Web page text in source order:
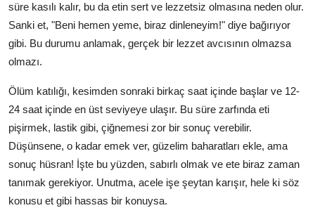
Gıda Sözlüğü & Nedir?
Yemek Tarifleri & Menüler
süre kasılı kalır, bu da etin sert ve lezzetsiz olmasına neden olur.
Sanki et, "Beni hemen yeme, biraz dinleneyim!" diye bağırıyor
gibi. Bu durumu anlamak, gerçek bir lezzet avcısının olmazsa
olmazı.
Ölüm katılığı, kesimden sonraki birkaç saat içinde başlar ve 12-
24 saat içinde en üst seviyeye ulaşır. Bu süre zarfında eti
pişirmek, lastik gibi, çiğnemesi zor bir sonuç verebilir.
Düşünsene, o kadar emek ver, güzelim baharatları ekle, ama
sonuç hüsran! İşte bu yüzden, sabırlı olmak ve ete biraz zaman
tanımak gerekiyor. Unutma, acele işe şeytan karışır, hele ki söz
konusu et gibi hassas bir konuysa.